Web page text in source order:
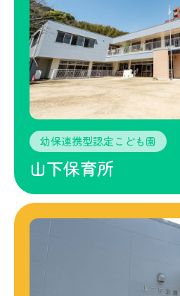
幼保連携型認定こども園
山下保育所